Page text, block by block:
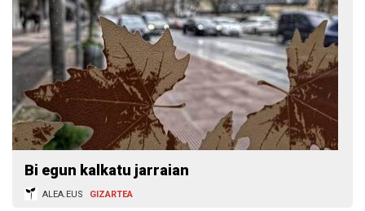
Bi egun kalkatu jarraian
ALEA.EUS GIZARTEA